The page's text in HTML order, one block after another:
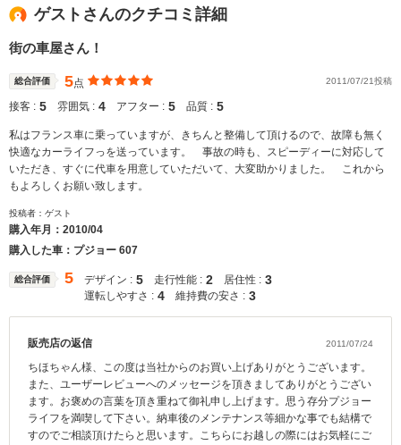
ゲストさんのクチコミ詳細
街の車屋さん！
総合評価 5点 2011/07/21投稿
接客 : 5 雰囲気 : 4 アフター : 5 品質 : 5
私はフランス車に乗っていますが、きちんと整備して頂けるので、故障も無く
快適なカーライフっを送っています。 事故の時も、スピーディーに対応して
いただき、すぐに代車を用意していただいて、大変助かりました。 これから
もよろしくお願い致します。
投稿者：ゲスト
購入年月： 2010/04
購入した車：プジョー 607
総合評価 5 デザイン : 5 走行性能 : 2 居住性 : 3
運転しやすさ : 4 維持費の安さ : 3
販売店の返信 2011/07/24
ちほちゃん様、この度は当社からのお買い上げありがとうございます。
また、ユーザーレビューへのメッセージを頂きましてありがとうござい
ます。お褒めの言葉を頂き重ねて御礼申し上げます。思う存分プジョー
ライフを満喫して下さい。納車後のメンテナンス等細かな事でも結構で
すのでご相談頂けたらと思います。こちらにお越しの際にはお気軽にご